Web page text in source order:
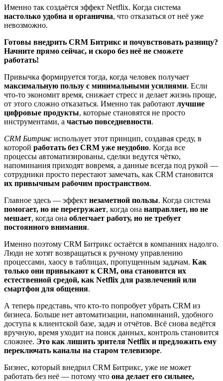
Именно так создаётся эффект Netflix. Когда система
настолько удобна и органична, что отказаться от неё уже
невозможно.
Готовы внедрить CRM Битрикс и почувствовать разницу?
Начните прямо сейчас, и скоро без неё не сможете
работать!
Привычка формируется тогда, когда человек получает
максимальную пользу с минимальными усилиями. Если
что-то экономит время, снижает стресс и делает жизнь проще,
от этого сложно отказаться. Именно так работают лучшие
цифровые продукты, которые становятся не просто
инструментами, а частью повседневности.
CRM Битрикс использует этот принцип, создавая среду, в
которой работать без CRM уже неудобно. Когда все
процессы автоматизированы, сделки ведутся чётко,
напоминания приходят вовремя, а данные всегда под рукой —
сотрудники просто перестают замечать, как CRM становится
их привычным рабочим пространством.
Главное здесь — эффект незаметной пользы. Когда система
помогает, но не перегружает, когда она направляет, но не
мешает, когда она облегчает работу, но не требует
постоянного внимания.
Именно поэтому CRM Битрикс остаётся в компаниях надолго.
Люди не хотят возвращаться к ручному управлению
процессами, хаосу в таблицах, пропущенным задачам. Как
только они привыкают к CRM, она становится их
естественной средой, как Netflix для развлечений или
смартфон для общения.
А теперь представь, что кто-то попробует убрать CRM из
бизнеса. Больше нет автоматизации, напоминаний, удобного
доступа к клиентской базе, задач и отчётов. Всё снова ведётся
вручную, время уходит на поиск данных, контроль становится
сложнее. Это как лишить зрителя Netflix и предложить ему
переключать каналы на старом телевизоре.
Бизнес, который внедрил CRM Битрикс, уже не может
работать без неё — потому что она делает его сильнее,